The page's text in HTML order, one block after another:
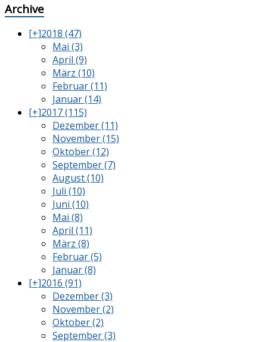
Archive
[+]2018 (47)
Mai (3)
April (9)
März (10)
Februar (11)
Januar (14)
[+]2017 (115)
Dezember (11)
November (15)
Oktober (12)
September (7)
August (10)
Juli (10)
Juni (10)
Mai (8)
April (11)
März (8)
Februar (5)
Januar (8)
[+]2016 (91)
Dezember (3)
November (2)
Oktober (2)
September (3)